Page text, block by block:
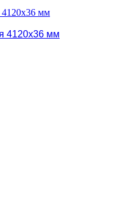
4120х36 мм